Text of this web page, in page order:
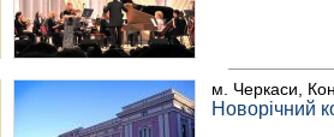
м. Черкаси,
Новорічний